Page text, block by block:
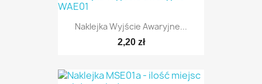
Naklejka Wyjście Awaryjne...
2,20 zł